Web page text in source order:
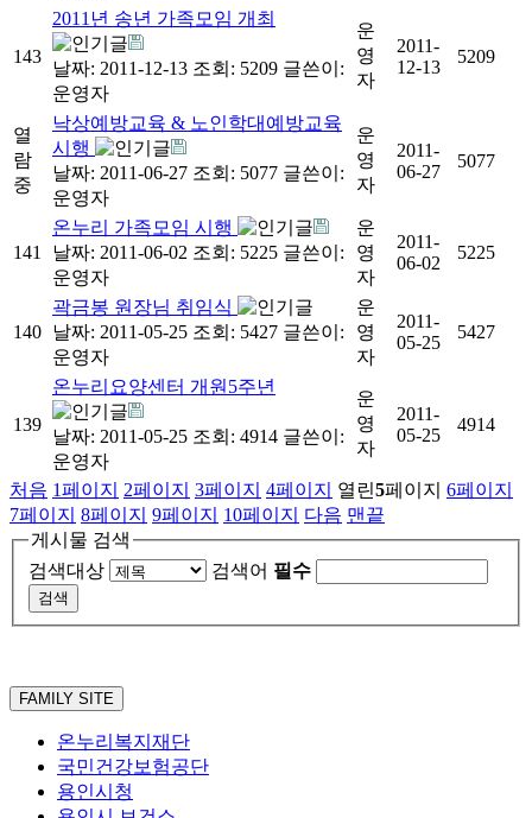
143
2011년 송년 가족모임 개최
날짜: 2011-12-13 조회: 5209 글쓴이:
운영자
운
영
자
2011-
12-13
5209
열
람
중
낙상예방교육 & 노인학대예방교육
시행
날짜: 2011-06-27 조회: 5077 글쓴이:
운영자
운
영
자
2011-
06-27
5077
141
온누리 가족모임 시행
날짜: 2011-06-02 조회: 5225 글쓴이:
운영자
운
영
자
2011-
06-02
5225
140
곽금봉 원장님 취임식
날짜: 2011-05-25 조회: 5427 글쓴이:
운영자
운
영
자
2011-
05-25
5427
139
온누리요양센터 개원5주년
날짜: 2011-05-25 조회: 4914 글쓴이:
운영자
운
영
자
2011-
05-25
4914
처음 1페이지 2페이지 3페이지 4페이지 열린5페이지 6페이지
7페이지 8페이지 9페이지 10페이지 다음 맨끝
게시물 검색
검색대상
검색어 필수
FAMILY SITE
온누리복지재단
국민건강보험공단
용인시청